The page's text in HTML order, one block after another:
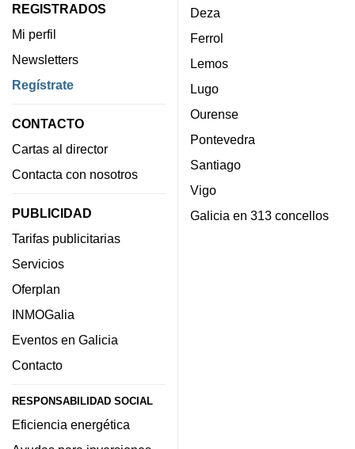
REGISTRADOS
Mi perfil
Newsletters
Regístrate
CONTACTO
Cartas al director
Contacta con nosotros
PUBLICIDAD
Tarifas publicitarias
Servicios
Oferplan
INMOGalia
Eventos en Galicia
Contacto
RESPONSABILIDAD SOCIAL
Eficiencia energética
Deza
Ferrol
Lemos
Lugo
Ourense
Pontevedra
Santiago
Vigo
Galicia en 313 concellos